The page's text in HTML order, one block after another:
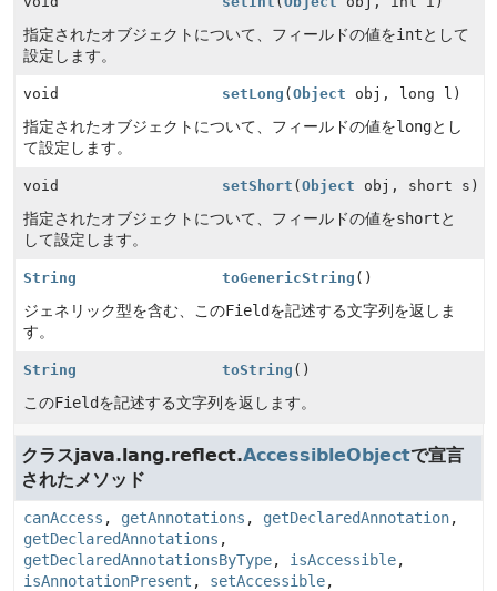
指定されたオブジェクトについて、フィールドの値をintとして
設定します。
void setLong (Object obj, long l)
指定されたオブジェクトについて、フィールドの値をlongとし
て設定します。
void setShort (Object obj, short s)
指定されたオブジェクトについて、フィールドの値をshortと
して設定します。
String toGenericString ()
ジェネリック型を含む、このFieldを記述する文字列を返しま
す。
String toString ()
このFieldを記述する文字列を返します。
クラスjava.lang.reflect.AccessibleObjectで宣言
されたメソッド
canAccess , getAnnotations , getDeclaredAnnotation,
getDeclaredAnnotations ,
getDeclaredAnnotationsByType, isAccessible,
isAnnotationPresent , setAccessible,